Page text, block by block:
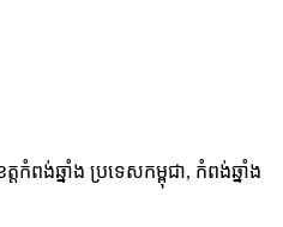
ពង់ឆ្នាំង ប្រទេសកម្ពុជា, កំពង់ឆ្នាំង